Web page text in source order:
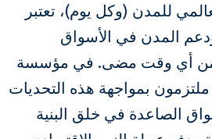
للمدن (وكل يوم)، تعتبر
المدن في الأسواق
من أي وقت مضى. في مؤسسة
ملتزمون بمواجهة هذه التحديات
الصاعدة في خلق البنية